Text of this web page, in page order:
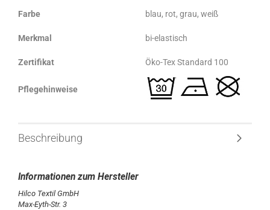
Farbe blau, rot, grau, weiß
Merkmal bi-elastisch
Zertifikat Öko-Tex Standard 100
Pflegehinweise
Beschreibung
Hilco Textil GmbH
Max-Eyth-Str. 3